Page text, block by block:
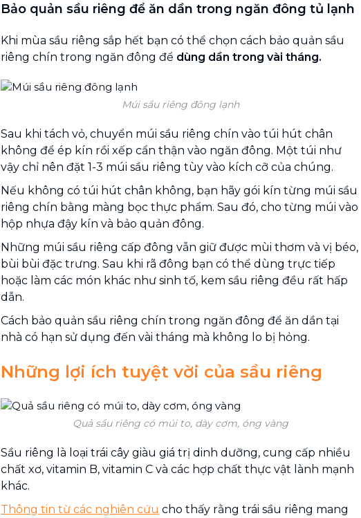
Bảo quản sầu riêng để ăn dần trong ngăn đông tủ lạnh
Khi mùa sầu riêng sắp hết bạn có thể chọn cách bảo quản sầu
riêng chín trong ngăn đông để dùng dần trong vài tháng.
Múi sầu riêng đông lạnh
Sau khi tách vỏ, chuyển múi sầu riêng chín vào túi hút chân
không để ép kín rồi xếp cẩn thận vào ngăn đông. Một túi như
vậy chỉ nên đặt 1-3 múi sầu riêng tùy vào kích cỡ của chúng.
Nếu không có túi hút chân không, bạn hãy gói kín từng múi sầu
riêng chín bằng màng bọc thực phẩm. Sau đó, cho từng múi vào
hộp nhựa đậy kín và bảo quản đông.
Những múi sầu riêng cấp đông vẫn giữ được mùi thơm và vị béo,
bùi bùi đặc trưng. Sau khi rã đông bạn có thể dùng trực tiếp
hoặc làm các món khác như sinh tố, kem sầu riêng đều rất hấp
dẫn.
Cách bảo quản sầu riêng chín trong ngăn đông để ăn dần tại
nhà có hạn sử dụng đến vài tháng mà không lo bị hỏng.
Những lợi ích tuyệt vời của sầu riêng
Quả sầu riêng có múi to, dày cơm, óng vàng
Sầu riêng là loại trái cây giàu giá trị dinh dưỡng, cung cấp nhiều
chất xơ, vitamin B, vitamin C và các hợp chất thực vật lành mạnh
khác.
Thông tin từ các nghiên cứu cho thấy rằng trái sầu riêng mang